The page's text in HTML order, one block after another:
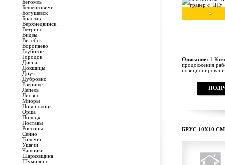
Бегомль
Бешенковичи
Богушевск
Браслав
Верхнедвинск
Ветрино
Видзы
Витебск
Воропаево
Глубокое
Городок
Дисна
Докшицы
Друя
Дубровно
Езерище
Лепель
Лиозно
Миоры
Новополоцк
Орша
Полоцк
Поставы
Россоны
Сенно
Толочин
Ушачи
Чашники
Шарковщина
Шумилино
-
Описание:
продолжения
БРУС 10Х10